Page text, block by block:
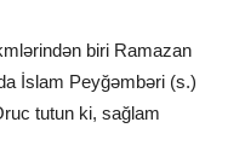
biri Ramazan
İslam Peyğəmbəri (s.)
tutun ki, sağlam